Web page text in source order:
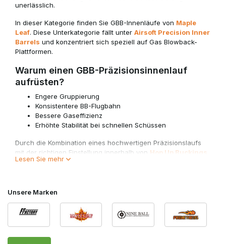
unerlässlich.
In dieser Kategorie finden Sie GBB-Innenläufe von Maple
Leaf. Diese Unterkategorie fällt unter Airsoft Precision Inner
Barrels und konzentriert sich speziell auf Gas Blowback-
Plattformen.
Warum einen GBB-Präzisionsinnenlauf
aufrüsten?
Engere Gruppierung
Konsistentere BB-Flugbahn
Bessere Gaseffizienz
Erhöhte Stabilität bei schnellen Schüssen
Durch die Kombination eines hochwertigen Präzisionslaufs
mit der richtigen Einstellung innerhalb von Hop Up Buckings
& Nubsholen Sie das Maximum aus Ihrer GBB-Plattform
6,01, 6,03 oder 6,05 für GBB?
Wie bei AEG-Systemen spielt auch hier der
Innendurchmesser eine wichtige Rolle.
Lesen Sie mehr
Unsere Marken